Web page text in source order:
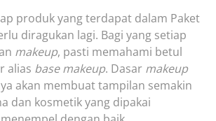
produk yang terdapat dalam Paket
diragukan lagi. Bagi yang setiap
makeup, pasti memahami betul
alias base makeup. Dasar makeup
akan membuat tampilan semakin
dan kosmetik yang dipakai